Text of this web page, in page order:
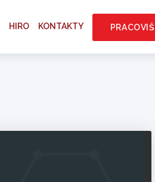
HIRO KONTAKTY